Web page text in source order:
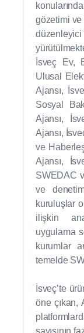
gözetimi ve
İsveç Ev,
Ulusal
Ajansı,
Sosyal
Ajansı,
Ajansı,
ve
Ajansı,
SWEDAC
ve
kuruluşlar
ilişkin
uygulama
kurumlar
temelde
İsveç’te
öne çıkan,
sayısının